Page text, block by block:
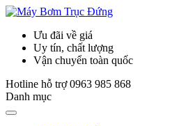
Ưu đãi về giá
Uy tín, chất lượng
Vận chuyển toàn quốc
Hotline hỗ trợ 0963 985 868
Danh mục